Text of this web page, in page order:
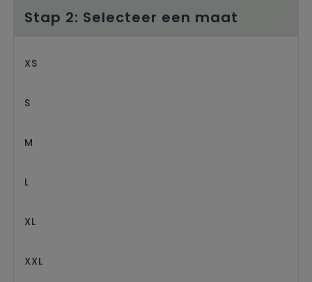
Stap 2: Selecteer een maat
XS
S
M
L
XL
XXL